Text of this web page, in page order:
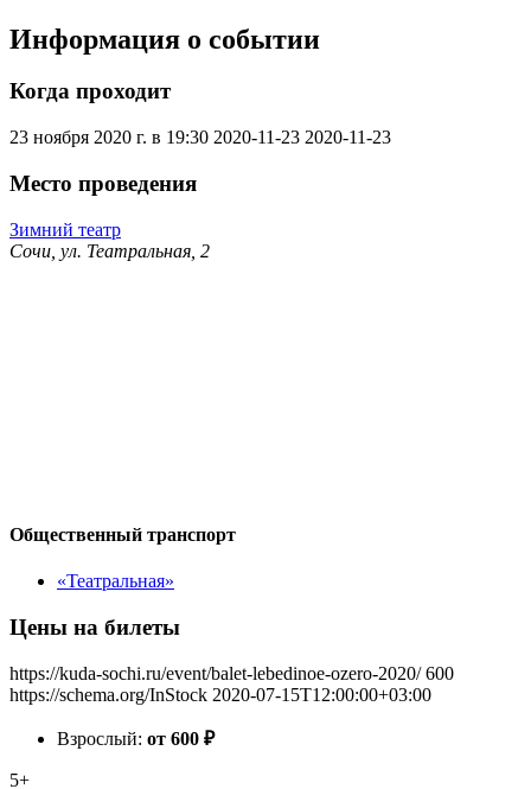
Информация о событии
Когда проходит
23 ноября 2020 г. в 19:30 2020-11-23 2020-11-23
Место проведения
Зимний театр
Сочи, ул. Театральная, 2
Общественный транспорт
«Театральная»
Цены на билеты
https://kuda-sochi.ru/event/balet-lebedinoe-ozero-2020/ 600
https://schema.org/InStock 2020-07-15T12:00:00+03:00
Взрослый: от 600 ₽
5+